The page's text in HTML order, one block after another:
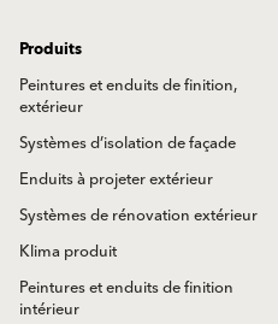
Produits
Peintures et enduits de finition,
extérieur
Systèmes d’isolation de façade
Enduits à projeter extérieur
Systèmes de rénovation extérieur
Klima produit
Peintures et enduits de finition
intérieur